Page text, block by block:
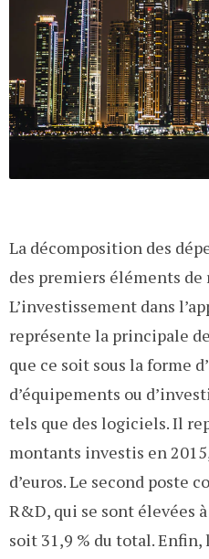
La décomposition des
des premiers éléments de
L’investissement dans
représente la principale
que ce soit sous la forme
d’équipements ou
tels que des logiciels. Il
montants investis en
d’euros. Le second poste
R&D, qui se sont élevées
soit 31,9 % du total. Enfin,